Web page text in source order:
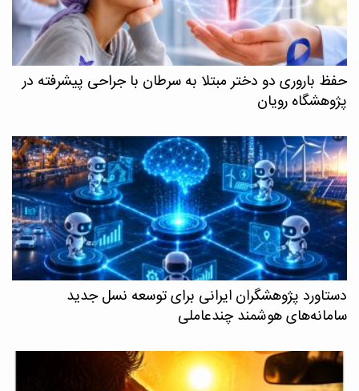
حفظ باروری دو دختر مبتلا به سرطان با جراحی پیشرفته در
پژوهشگاه رویان
دستاورد پژوهشگران ایرانی برای توسعه نسل جدید
سامانه‌های هوشمند چندعاملی